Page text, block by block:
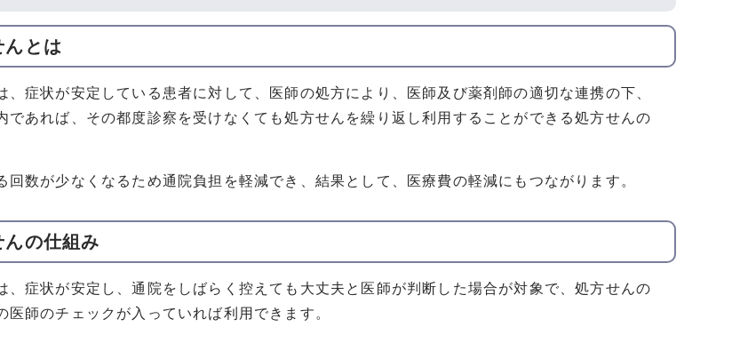
んとは
、症状が安定している患者に対して、医師の処方により、医師及び薬剤師の適切な連携の下、
であれば、その都度診察を受けなくても処方せんを繰り返し利用することができる処方せんの
回数が少なくなるため通院負担を軽減でき、結果として、医療費の軽減にもつながります。
んの仕組み
、症状が安定し、通院をしばらく控えても大丈夫と医師が判断した場合が対象で、処方せんの
医師のチェックが入っていれば利用できます。